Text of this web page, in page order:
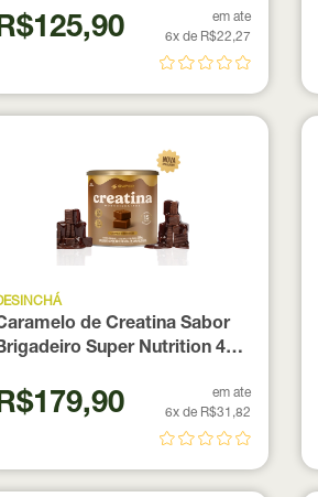
em ate
6x de R$22,27
de Creatina Sabor
Super Nutrition 40
em ate
6x de R$31,82